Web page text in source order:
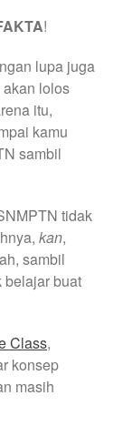
!
lupa juga
lolos
itu,
kamu
sambil
tidak
kan,
sambil
belajar buat
Class,
konsep
masih